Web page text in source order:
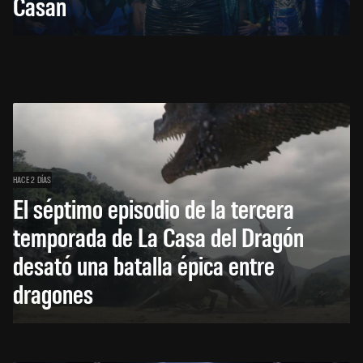
HACE 2 DÍAS
El séptimo episodio de la tercera
temporada de La Casa del Dragón
desató una batalla épica entre
dragones